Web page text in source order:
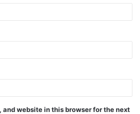
and website in this browser for the next